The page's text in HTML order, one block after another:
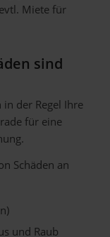
Miete für
sind
der Regel Ihre
für eine
Schäden an
und Raub